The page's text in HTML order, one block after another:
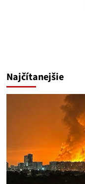
Najčítanejšie